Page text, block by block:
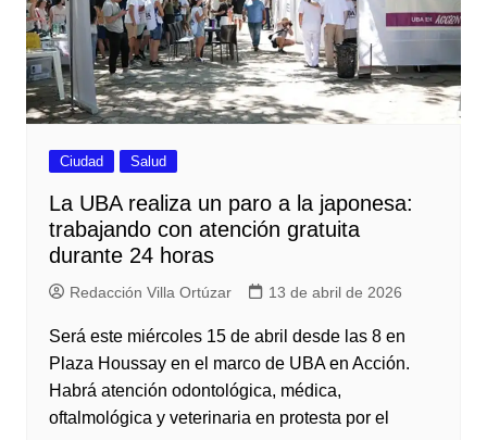
Ciudad Salud
La UBA realiza un paro a la japonesa:
trabajando con atención gratuita
durante 24 horas
Redacción Villa Ortúzar 13 de abril de 2026
Será este miércoles 15 de abril desde las 8 en
Plaza Houssay en el marco de UBA en Acción.
Habrá atención odontológica, médica,
oftalmológica y veterinaria en protesta por el